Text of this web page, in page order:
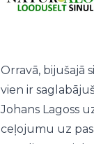
Orravā, bijušajā
vien ir
Johans Lagoss
ceļojumu uz